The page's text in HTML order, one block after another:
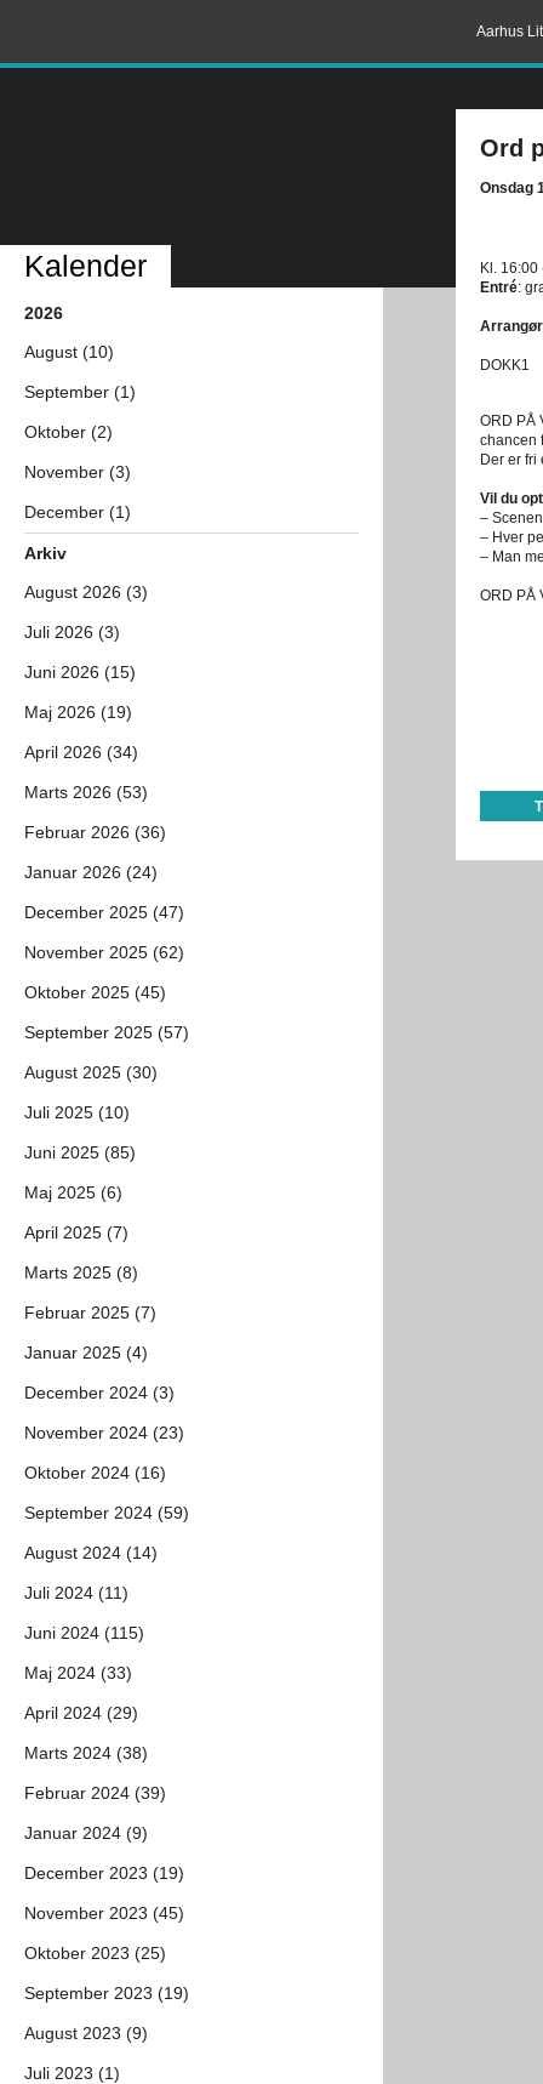
Aarhus
Ord
Onsdag
Kl. 16:00
Entré:
DOKK1
ORD PÅ
chancen
Der er fri
Vil du
–
– Hver
– Man
ORD PÅ
Kalender
2026
August (10)
September (1)
Oktober (2)
November (3)
December (1)
Arkiv
August 2026 (3)
Juli 2026 (3)
Juni 2026 (15)
Maj 2026 (19)
April 2026 (34)
Marts 2026 (53)
Februar 2026 (36)
Januar 2026 (24)
December 2025 (47)
November 2025 (62)
Oktober 2025 (45)
September 2025 (57)
August 2025 (30)
Juli 2025 (10)
Juni 2025 (85)
Maj 2025 (6)
April 2025 (7)
Marts 2025 (8)
Februar 2025 (7)
Januar 2025 (4)
December 2024 (3)
November 2024 (23)
Oktober 2024 (16)
September 2024 (59)
August 2024 (14)
Juli 2024 (11)
Juni 2024 (115)
Maj 2024 (33)
April 2024 (29)
Marts 2024 (38)
Februar 2024 (39)
Januar 2024 (9)
December 2023 (19)
November 2023 (45)
Oktober 2023 (25)
September 2023 (19)
August 2023 (9)
Juli 2023 (1)